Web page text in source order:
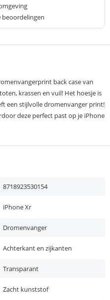
beoordelingen
back case van
krassen en vuil! Het hoesje is
een stijlvolle dromenvanger print!
deze perfect past op je iPhone
8718923530154
iPhone Xr
Dromenvanger
Achterkant en zijkanten
Transparant
Zacht kunststof